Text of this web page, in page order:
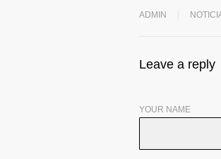
ADMIN
Leave a reply
YOUR NAME